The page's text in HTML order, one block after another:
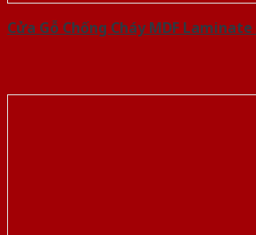
Cửa Gỗ Chống Cháy MDF Laminate